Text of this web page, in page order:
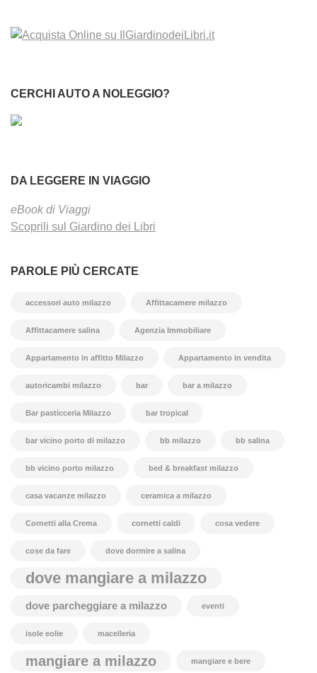
CERCHI AUTO A NOLEGGIO?
DA LEGGERE IN VIAGGIO
eBook di Viaggi
Scoprili sul Giardino dei Libri
PAROLE PIÙ CERCATE
accessori auto milazzo Affittacamere milazzo
Affittacamere salina Agenzia Immobiliare
Appartamento in affitto Milazzo Appartamento in vendita
autoricambi milazzo bar bar a milazzo
Bar pasticceria Milazzo bar tropical
bar vicino porto di milazzo bb milazzo bb salina
bb vicino porto milazzo bed & breakfast milazzo
casa vacanze milazzo ceramica a milazzo
Cornetti alla Crema cornetti caldi cosa vedere
cose da fare dove dormire a salina
dove mangiare a milazzo
dove parcheggiare a milazzo eventi
isole eolie macelleria
mangiare a milazzo mangiare e bere